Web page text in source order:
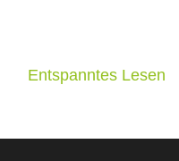
Entspanntes Lesen